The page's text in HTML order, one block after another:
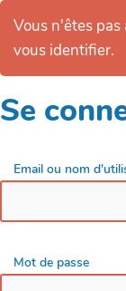
Vous n'êtes
vous identifier.
Se
Email ou nom
Mot de passe